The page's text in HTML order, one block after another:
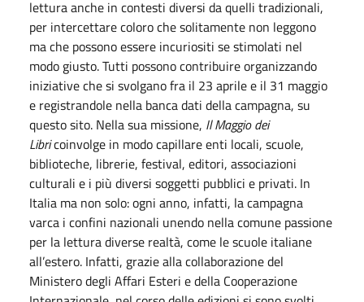
lettura anche in contesti diversi da quelli tradizionali,
per intercettare coloro che solitamente non leggono
ma che possono essere incuriositi se stimolati nel
modo giusto. Tutti possono contribuire organizzando
iniziative che si svolgano fra il 23 aprile e il 31 maggio
e registrandole nella banca dati della campagna, su
questo sito. Nella sua missione, Il Maggio dei
Libricoinvolge in modo capillare enti locali, scuole,
biblioteche, librerie, festival, editori, associazioni
culturali e i più diversi soggetti pubblici e privati. In
Italia ma non solo: ogni anno, infatti, la campagna
varca i confini nazionali unendo nella comune passione
per la lettura diverse realtà, come le scuole italiane
all’estero. Infatti, grazie alla collaborazione del
Ministero degli Affari Esteri e della Cooperazione